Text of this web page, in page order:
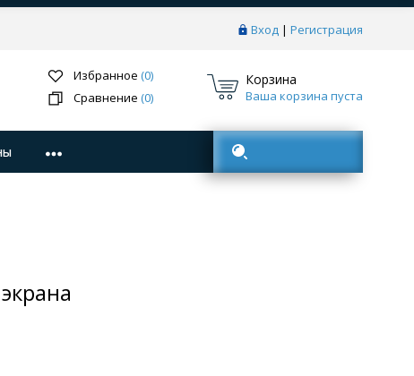
Вход | Регистрация
Избранное (0)
Сравнение (0)
Корзина
Ваша корзина пуста